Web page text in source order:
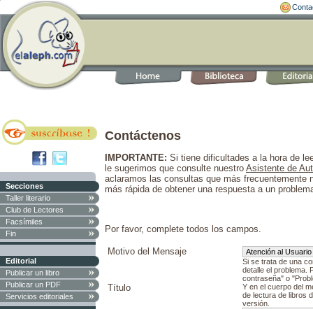
Secciones
Taller literario
Club de Lectores
Facsímiles
Fin
Editorial
Publicar un libro
Publicar un PDF
Servicios editoriales
Contáctenos
IMPORTANTE: Si tiene dificultades a la hora de
le sugerimos que consulte nuestro Asistente de
aclaramos las consultas que más frecuentemente
más rápida de obtener una respuesta a un
Por favor, complete todos los campos.
Motivo del Mensaje
Título
Si se trata de una
detalle el problema.
contraseña" o
Y en el cuerpo del
de lectura de libros
versión.